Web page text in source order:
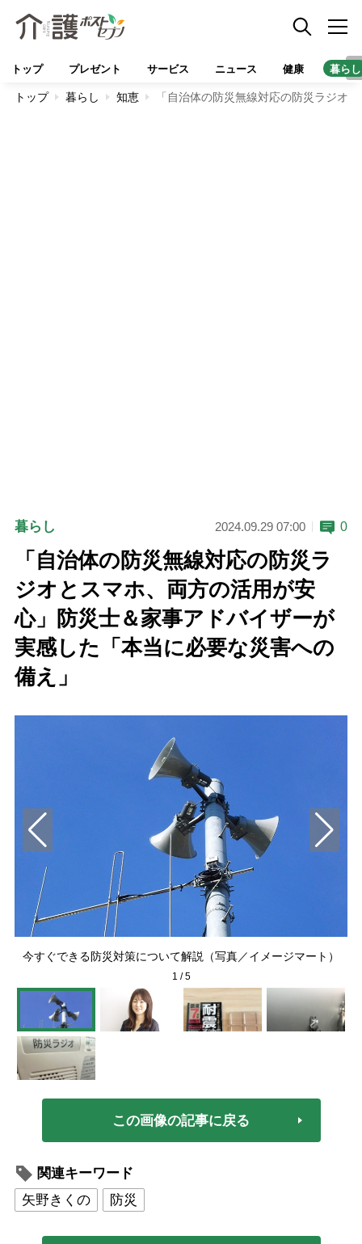
トップ プレゼント サービス ニュース 健康 暮らし
トップ 暮らし 知恵 「自治体の防災無線対応の防災ラジオ
暮らし 2024.09.29 07:00 0
「自治体の防災無線対応の防災ラ
ジオとスマホ、両方の活用が安
心」防災士＆家事アドバイザーが
実感した「本当に必要な災害への
備え」
今すぐできる防災対策について解説（写真／イメージマート）
1 /5
この画像の記事に戻る
関連キーワード
矢野きくの
防災